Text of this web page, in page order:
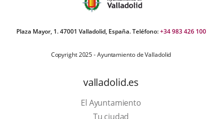
Plaza Mayor, 1. 47001 Valladolid, España. Teléfono:+34 983 426 100
Copyright 2025 - Ayuntamiento de Valladolid
valladolid.es
El Ayuntamiento
Tu ciudad